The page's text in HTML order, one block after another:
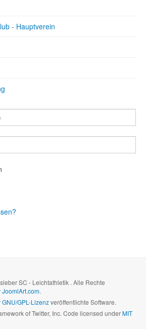
- Hauptverein
SC - Leichtathletik . Alle Rechte
JoomlArt.com.
GNU/GPL-Lizenzveröffentlichte Software.
of Twitter, Inc. Code licensed underMIT